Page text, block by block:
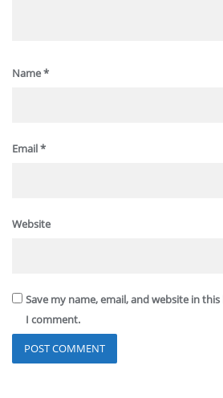
Name*
Email*
Website
Save my name, email, and website in
I comment.